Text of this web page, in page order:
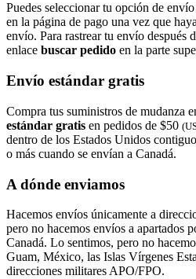
Puedes seleccionar tu opción de
en la página de pago una vez que
envío. Para rastrear tu envío después
enlace buscar pedido​​​​​​​ en la parte
Envío estándar gratis
Compra tus suministros de mudanza
estándar gratis en pedidos de $50
dentro de los Estados Unidos
o más cuando se envían a Canadá.
A dónde enviamos
Hacemos envíos únicamente a
pero no hacemos envíos a apartados
Canadá. Lo sentimos, pero no
Guam, México, las Islas Vírgenes
direcciones militares APO/FPO.